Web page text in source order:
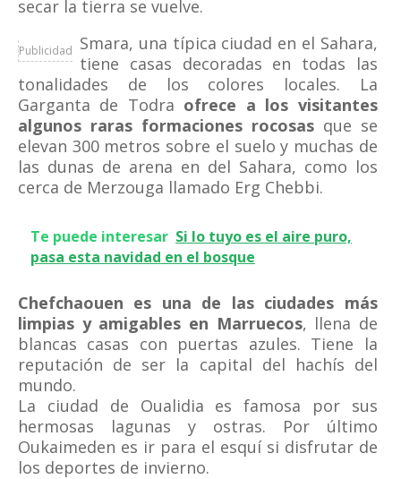
secar la tierra se vuelve.
Publicidad Smara, una típica ciudad en el Sahara,
tiene casas decoradas en todas las
tonalidades de los colores locales. La
Garganta de Todra ofrece a los visitantes
algunos raras formaciones rocosasque se
elevan 300 metros sobre el suelo y muchas de
las dunas de arena en del Sahara, como los
cerca de Merzouga llamado Erg Chebbi.
Te puede interesar Si lo tuyo es el aire puro,
pasa esta navidad en el bosque
Chefchaouen es una de las ciudades más
limpias y amigables en Marruecos, llena de
blancas casas con puertas azules. Tiene la
reputación de ser la capital del hachís del
mundo.
La ciudad de Oualidia es famosa por sus
hermosas lagunas y ostras. Por último
Oukaimeden es ir para el esquí si disfrutar de
los deportes de invierno.